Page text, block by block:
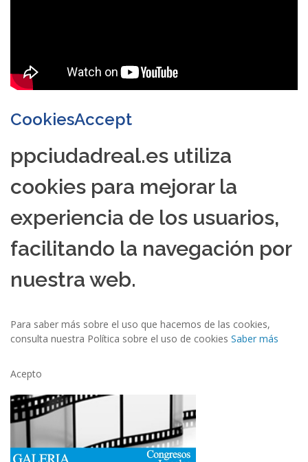
CookiesAccept
ppciudadreal.es utiliza
cookies para mejorar la
experiencia de los usuarios,
facilitando la navegación por
nuestra web.
Para saber más sobre el uso que hacemos de las cookies,
consulta nuestra Política sobre el uso de cookies Saber más
Acepto